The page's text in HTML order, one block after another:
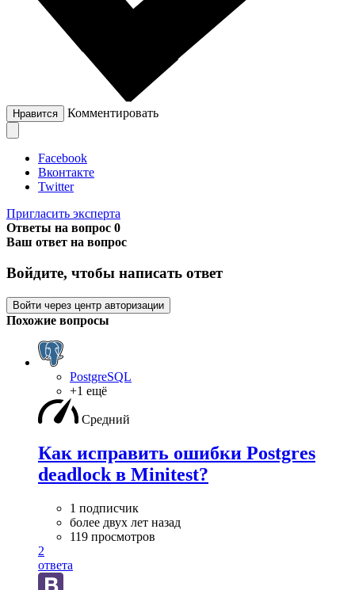
Нравится Комментировать
Facebook
Вконтакте
Twitter
Пригласить эксперта
Ответы на вопрос 0
Ваш ответ на вопрос
Войдите, чтобы написать ответ
Войти через центр авторизации
Похожие вопросы
PostgreSQL
+1 ещё
Средний
Как исправить ошибки Postgres
deadlock в Minitest?
1 подписчик
более двух лет назад
119 просмотров
2
ответа